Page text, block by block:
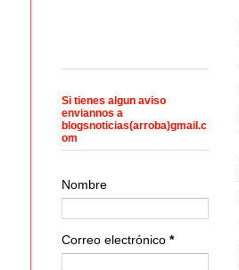
Si tienes algun aviso
enviannos a
blogsnoticias(arroba)gmail.c
om
Nombre
Correo electrónico *